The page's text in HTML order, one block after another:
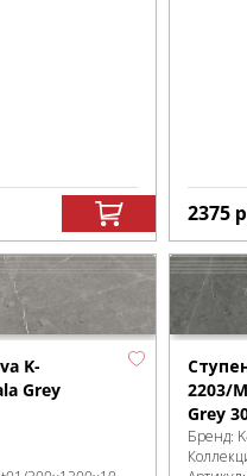
2375
K-
Grey
2203/
Grey
Бренд: